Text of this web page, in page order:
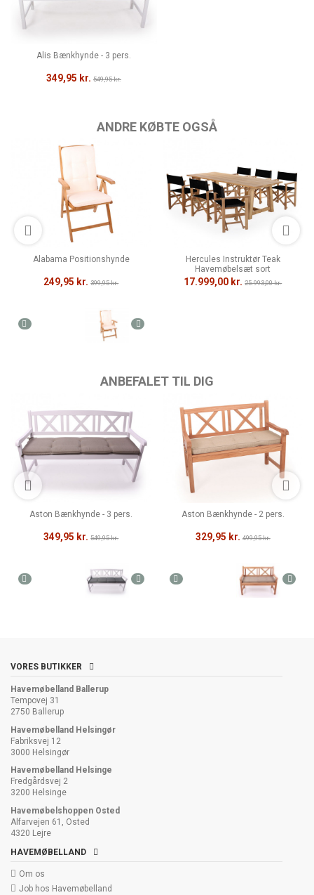
Alis Bænkhynde - 3 pers.
349,95 kr. 549,95 kr.
ANDRE KØBTE OGSÅ
Alabama Positionshynde
249,95 kr. 399,95 kr.
Hercules Instruktør Teak
Havemøbelsæt sort
17.999,00 kr. 25.993,00 kr.
ANBEFALET TIL DIG
Aston Bænkhynde - 3 pers.
349,95 kr. 549,95 kr.
Aston Bænkhynde - 2 pers.
329,95 kr. 499,95 kr.
VORES BUTIKKER
Havemøbelland Ballerup
Tempovej 31
2750 Ballerup
Havemøbelland Helsingør
Fabriksvej 12
3000 Helsingør
Havemøbelland Helsinge
Fredgårdsvej 2
3200 Helsinge
Havemøbelshoppen Osted
Alfarvejen 61, Osted
4320 Lejre
HAVEMØBELLAND
Om os
Job hos Havemøbelland